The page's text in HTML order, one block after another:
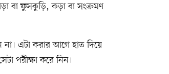
বা ফুসকুড়ি, কড়া বা সংক্রমণ
এটা করার আগে হাত দিয়ে
পরীক্ষা করে নিন।